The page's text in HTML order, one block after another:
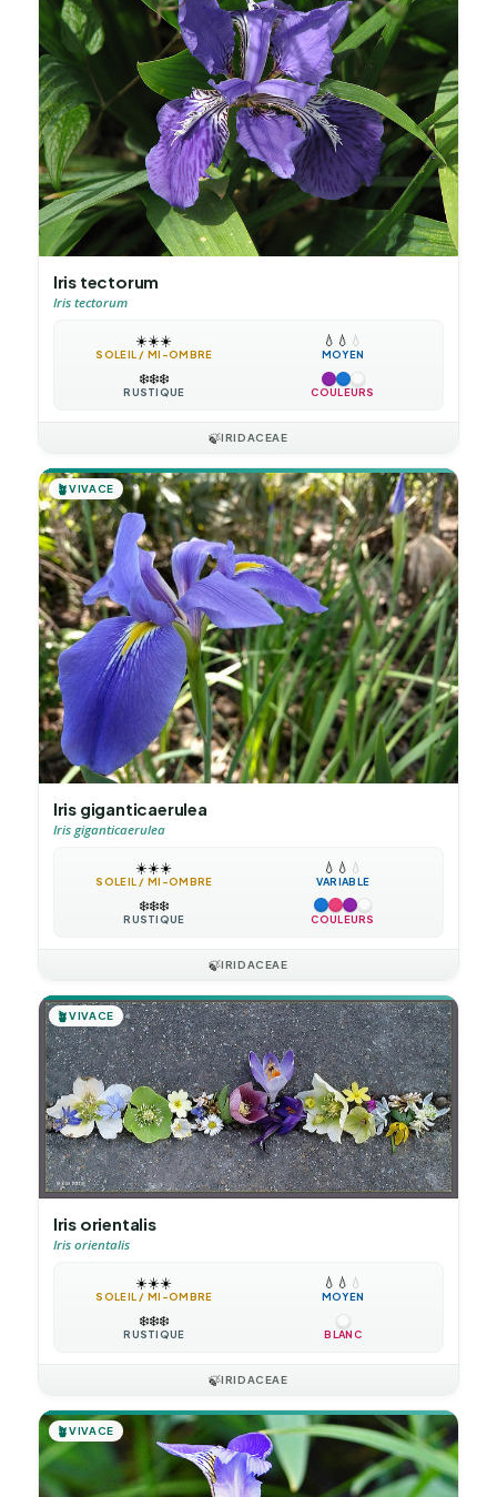
Iris tectorum
Iris tectorum
☀️☀️☀️
SOLEIL / MI-OMBRE
💧 💧 💧
MOYEN
❄️❄️❄️
RUSTIQUE COULEURS
🍃IRIDACEAE
🪴VIVACE
Iris giganticaerulea
Iris giganticaerulea
☀️☀️☀️
SOLEIL / MI-OMBRE
💧 💧 💧
VARIABLE
❄️❄️❄️
RUSTIQUE COULEURS
🍃IRIDACEAE
🪴VIVACE
Iris orientalis
Iris orientalis
☀️☀️☀️
SOLEIL / MI-OMBRE
💧 💧 💧
MOYEN
❄️❄️❄️
RUSTIQUE BLANC
🍃IRIDACEAE
🪴VIVACE